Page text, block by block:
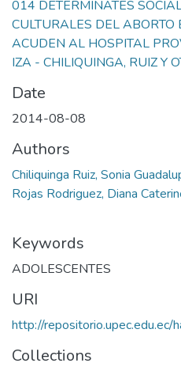
014 DETERMINATES
CULTURALES DEL ABORTO
ACUDEN AL HOSPITAL
IZA - CHILIQUINGA, RUIZ Y
Date
2014-08-08
Authors
Chiliquinga Ruiz, Sonia
Rojas Rodriguez, Diana
Keywords
ADOLESCENTES
URI
http://
Collections